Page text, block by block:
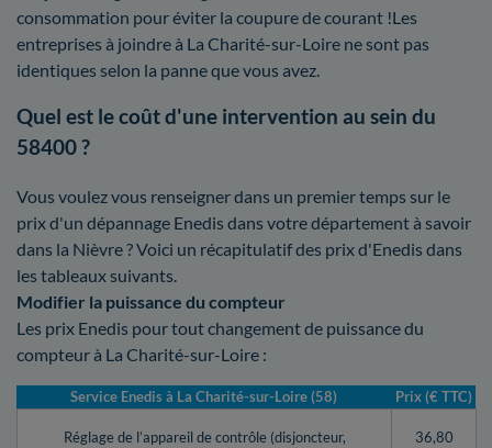
consommation pour éviter la coupure de courant !Les
entreprises à joindre à La Charité-sur-Loire ne sont pas
identiques selon la panne que vous avez.
Quel est le coût d'une intervention au sein du
58400 ?
Vous voulez vous renseigner dans un premier temps sur le
prix d'un dépannage Enedis dans votre département à savoir
dans la Nièvre ? Voici un récapitulatif des prix d'Enedis dans
les tableaux suivants.
Modifier la puissance du compteur
Les prix Enedis pour tout changement de puissance du
compteur à La Charité-sur-Loire :
Service Enedis à La Charité-sur-Loire (58) Prix (€ TTC)
Réglage de l’appareil de contrôle (disjoncteur,
36,80